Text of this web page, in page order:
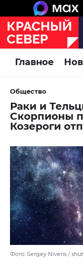
Главное
Общество
Раки и
Скорпионы
Козероги
Фото: Sergey Nivens /